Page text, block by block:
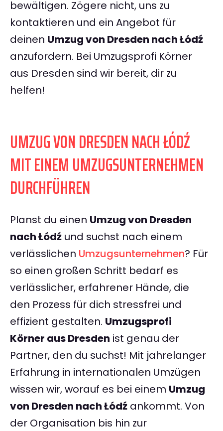
bewältigen. Zögere nicht, uns zu
kontaktieren und ein Angebot für
deinen Umzug von Dresden nach Łódź
anzufordern. Bei Umzugsprofi Körner
aus Dresden sind wir bereit, dir zu
helfen!
UMZUG VON DRESDEN NACH ŁÓDŹ
MIT EINEM UMZUGSUNTERNEHMEN
DURCHFÜHREN
Planst du einen Umzug von Dresden
nach Łódź und suchst nach einem
verlässlichen Umzugsunternehmen? Für
so einen großen Schritt bedarf es
verlässlicher, erfahrener Hände, die
den Prozess für dich stressfrei und
effizient gestalten. Umzugsprofi
Körner aus Dresden ist genau der
Partner, den du suchst! Mit jahrelanger
Erfahrung in internationalen Umzügen
wissen wir, worauf es bei einem Umzug
von Dresden nach Łódź ankommt. Von
der Organisation bis hin zur